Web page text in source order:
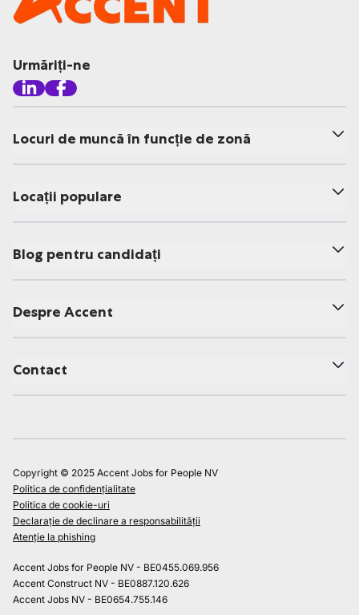
Urmăriți-ne
Locuri de muncă în funcție de zonă
Locații populare
Blog pentru candidați
Despre Accent
Contact
Copyright © 2025 Accent Jobs for People NV
Politica de confidențialitate
Politica de cookie-uri
Declarație de declinare a responsabilității
Atenție la phishing
Accent Jobs for People NV - BE0455.069.956
Accent Construct NV - BE0887.120.626
Accent Jobs NV - BE0654.755.146